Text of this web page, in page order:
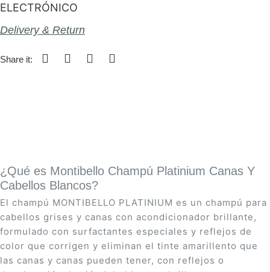
ELECTRÓNICO
Delivery & Return
Share it:
¿Qué es Montibello Champú Platinium Canas Y
Cabellos Blancos?
El champú MONTIBELLO PLATINIUM es un champú para
cabellos grises y canas con acondicionador brillante,
formulado con surfactantes especiales y reflejos de
color que corrigen y eliminan el tinte amarillento que
las canas y canas pueden tener, con reflejos o